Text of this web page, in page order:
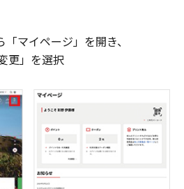
マイページ」を開き、
更」を選択